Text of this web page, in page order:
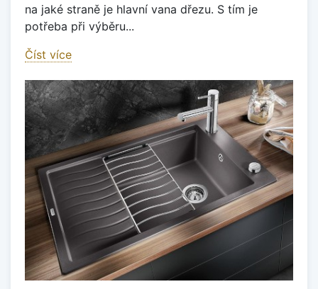
na jaké straně je hlavní vana dřezu. S tím je
potřeba při výběru...
Číst více